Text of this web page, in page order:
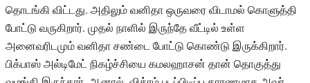
தொடங்கி விட்டது. அதிலும் வனிதா ஒருவரை விடாமல் கொளுத்தி
போட்டு வருகிறார். முதல் நாளில் இருந்தே வீட்டில் உள்ள
அனைவரிடமும் வனிதா சண்டை போட்டு கொண்டு இருக்கிறார்.
பிக்பாஸ் அல்டிமேட் நிகழ்ச்சியை கமலஹாசன் தான் தொகுத்து